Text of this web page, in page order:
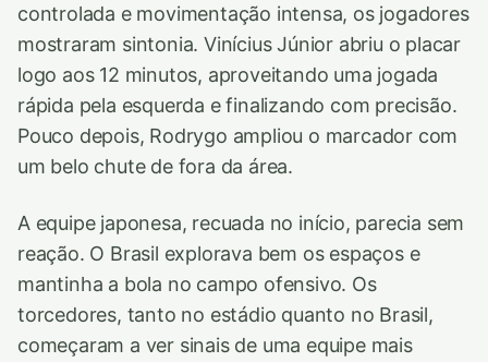
controlada e movimentação intensa, os jogadores
mostraram sintonia. Vinícius Júnior abriu o placar
logo aos 12 minutos, aproveitando uma jogada
rápida pela esquerda e finalizando com precisão.
Pouco depois, Rodrygo ampliou o marcador com
um belo chute de fora da área.
A equipe japonesa, recuada no início, parecia sem
reação. O Brasil explorava bem os espaços e
mantinha a bola no campo ofensivo. Os
torcedores, tanto no estádio quanto no Brasil,
começaram a ver sinais de uma equipe mais